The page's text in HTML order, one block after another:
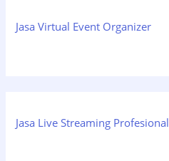
Jasa Virtual Event Organizer
Jasa Live Streaming Profesional